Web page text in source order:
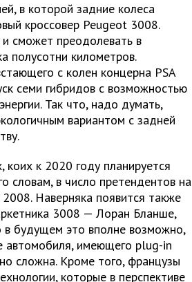
в которой задние колеса
кроссовер Peugeot 3008.
сможет преодолевать в
полусотни километров.
с колен концерна PSA
семи гибридов с возможностью
Так что, надо думать,
вариантом с задней
к 2020 году планируется
словам, в число претендентов на
Наверняка появится также
3008 — Лоран Бланше,
в будущем это вполне возможно,
автомобиля, имеющего plug-in
сложна. Кроме того, французы
которые в перспективе